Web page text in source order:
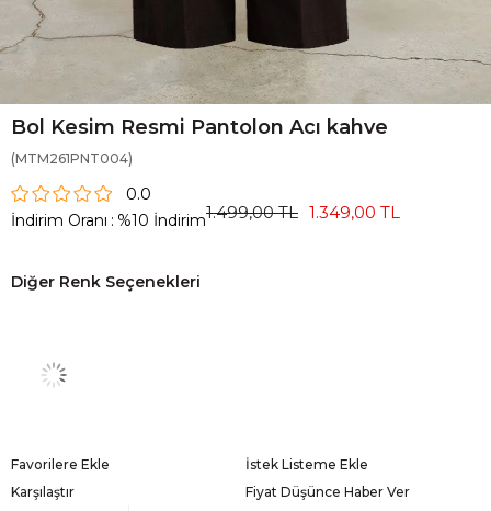
Bol Kesim Resmi Pantolon Acı kahve
(MTM261PNT004)
0.0
İndirim Oranı : %10 İndirim1.499,00 TL 1.349,00 TL
Diğer Renk Seçenekleri
Favorilere Ekle
İstek Listeme Ekle
Karşılaştır
Fiyat Düşünce Haber Ver